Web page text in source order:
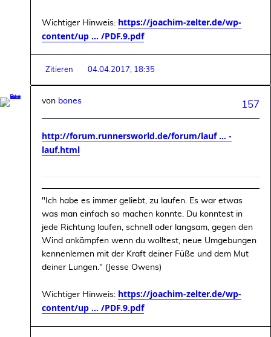
Wichtiger Hinweis: https://joachim-zelter.de/wp-
content/up ... /PDF.9.pdf
Zitieren 04.04.2017, 18:35
157
von bones
http://forum.runnersworld.de/forum/lauf ... -
lauf.html
"Ich habe es immer geliebt, zu laufen. Es war etwas
was man einfach so machen konnte. Du konntest in
jede Richtung laufen, schnell oder langsam, gegen den
Wind ankämpfen wenn du wolltest, neue Umgebungen
kennenlernen mit der Kraft deiner Füße und dem Mut
deiner Lungen." (Jesse Owens)
Wichtiger Hinweis: https://joachim-zelter.de/wp-
content/up ... /PDF.9.pdf